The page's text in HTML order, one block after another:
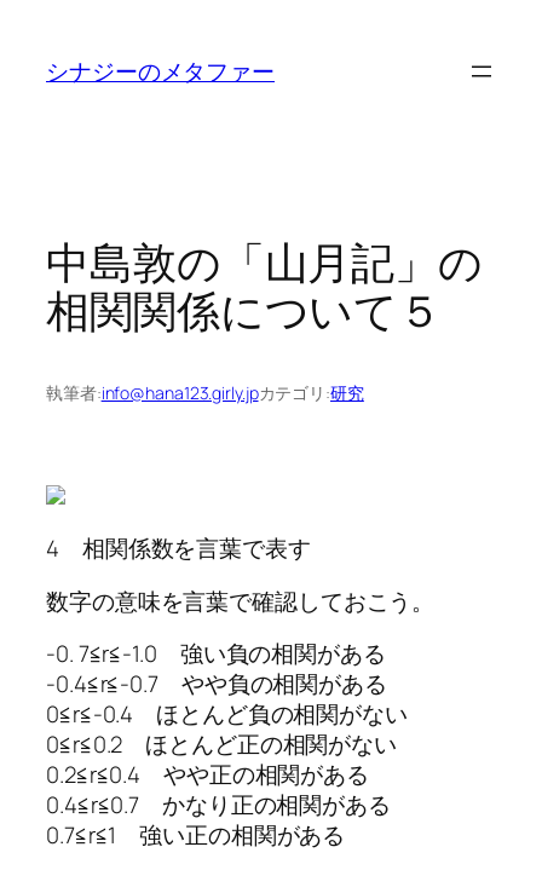
シナジーのメタファー
中島敦の「山月記」の
相関関係について５
執筆者:info@hana123.girly.jpカテゴリ:研究
4 相関係数を言葉で表す
数字の意味を言葉で確認しておこう。
-0. 7≦r≦-1.0 強い負の相関がある
-0.4≦r≦-0.7 やや負の相関がある
0≦r≦-0.4 ほとんど負の相関がない
0≦r≦0.2 ほとんど正の相関がない
0.2≦r≦0.4 やや正の相関がある
0.4≦r≦0.7 かなり正の相関がある
0.7≦r≦1 強い正の相関がある